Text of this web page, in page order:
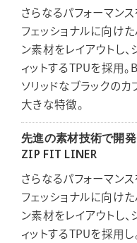
さらなるパフォーマン
フェッショナルに向け
ン素材をレイアウトし
ィットするTPUを採用。
ソリッドなブラックの
大きな特徴。
先進の素材技術で開
ZIP FIT LINER
さらなるパフォーマン
フェッショナルに向け
ン素材をレイアウトし
ィットするTPUを採用し